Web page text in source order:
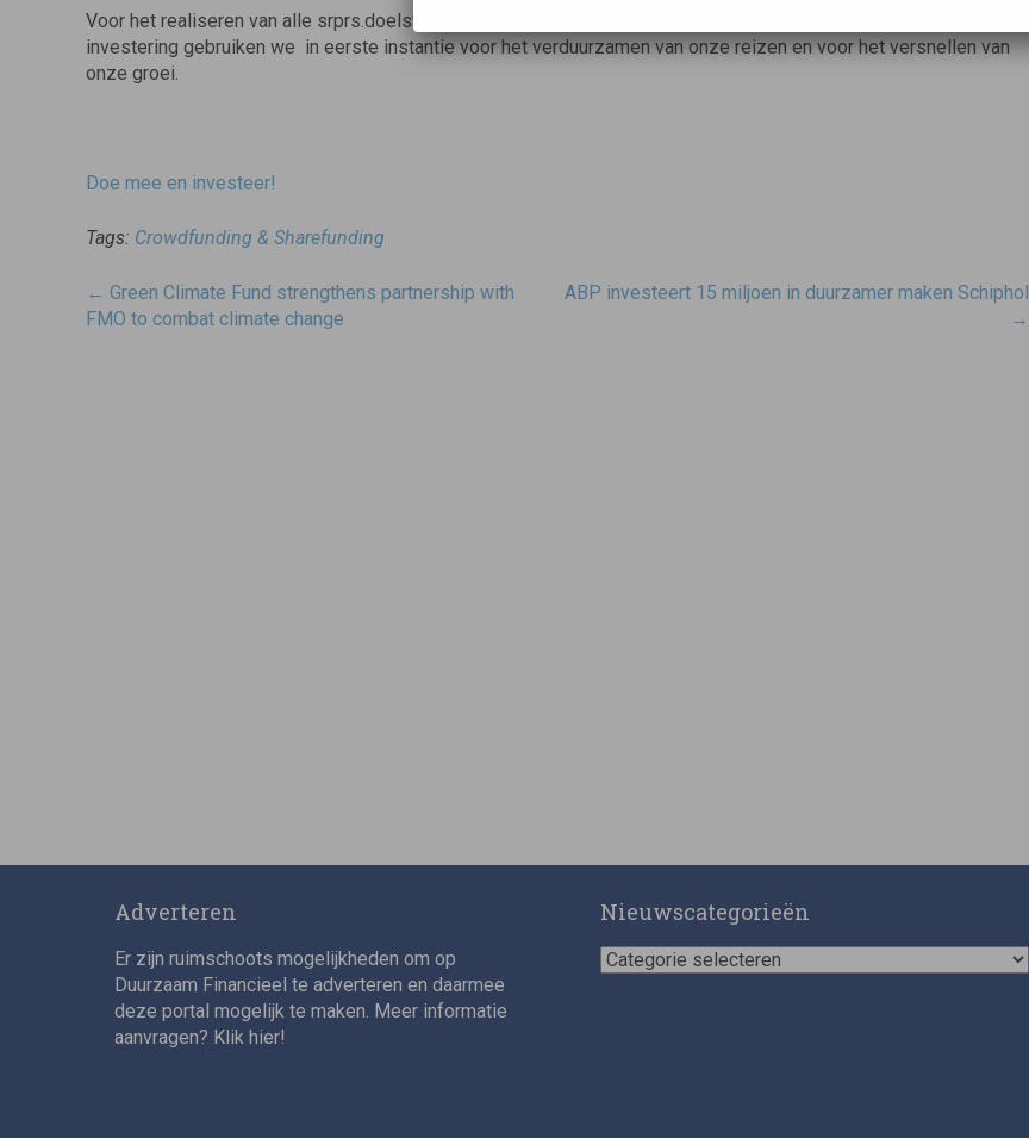
Voor het realiseren van alle srprs.doelstellingen willen we maximaal twee miljoen euro nieuw geld ophalen. Deze
investering gebruiken we in eerste instantie voor het verduurzamen van onze reizen en voor het versnellen van
onze groei.
Doe mee en investeer!
Tags: Crowdfunding & Sharefunding
Post
navigatie
← Green Climate Fund strengthens partnership with
FMO to combat climate change
ABP investeert 15 miljoen in duurzamer maken Schiphol
→
Adverteren
Er zijn ruimschoots mogelijkheden om op
Duurzaam Financieel te adverteren en daarmee
deze portal mogelijk te maken. Meer informatie
aanvragen? Klik hier!
Nieuwscategorieën
Nieuwscategorieën